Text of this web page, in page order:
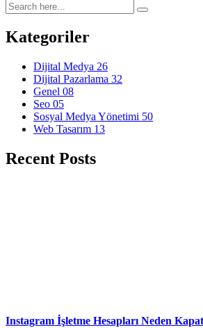
Kategoriler
Dijital Medya 26
Dijital Pazarlama 32
Genel 08
Seo 05
Sosyal Medya Yönetimi 50
Web Tasarım 13
Recent Posts
Instagram İşletme Hesapları Neden